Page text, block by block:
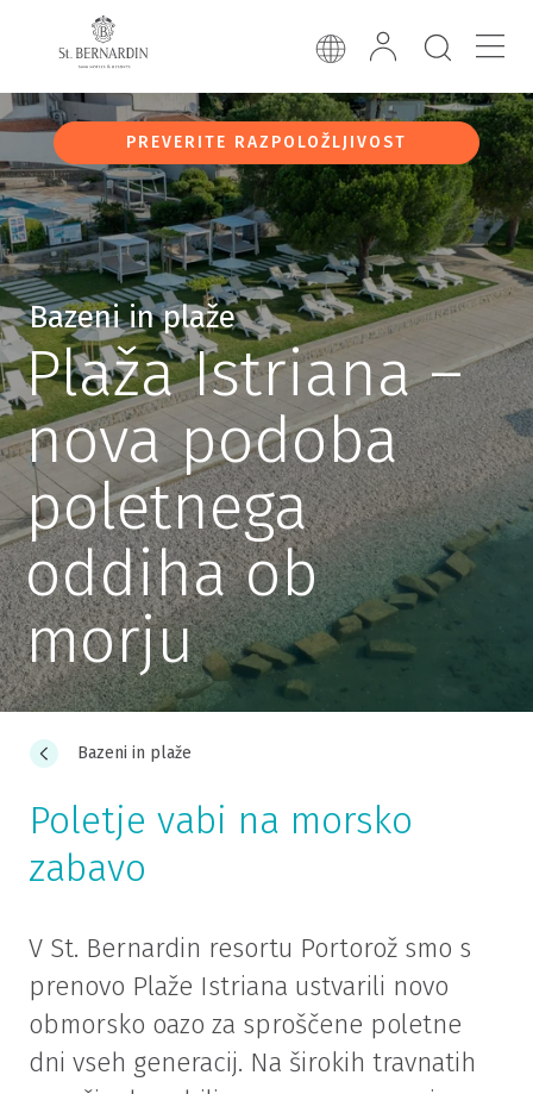
PREVERITE RAZPOLOŽLJIVOST
Bazeni in plaže
Plaža Istriana –
nova podoba
poletnega
oddiha ob
morju
Bazeni in plaže
Poletje vabi na morsko
zabavo
V St. Bernardin resortu Portorož smo s
prenovo Plaže Istriana ustvarili novo
obmorsko oazo za sproščene poletne
dni vseh generacij. Na širokih travnatih